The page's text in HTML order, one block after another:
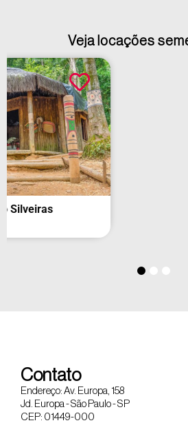
Veja locações
2º Grupo de Artilharia de
Itu
Contato
Endereço: Av. Europa, 158
Jd. Europa - São Paulo - SP
CEP: 01449-000